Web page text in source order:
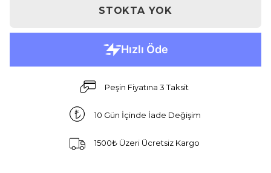
STOKTA YOK
Peşin Fiyatına 3 Taksit
10 Gün İçinde İade Değişim
1500₺ Üzeri Ücretsiz Kargo